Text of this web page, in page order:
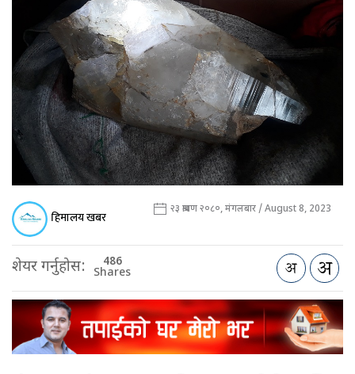
हिमालय खबर २३ श्रावण २०८०, मंगलबार / August 8, 2023
शेयर गर्नुहोस: 486
Shares